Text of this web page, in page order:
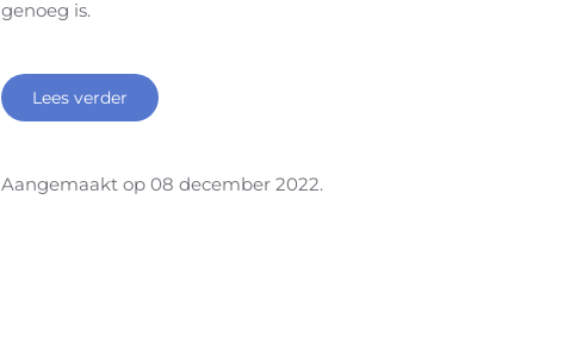
genoeg is.
Lees verder
Aangemaakt op 08 december 2022.